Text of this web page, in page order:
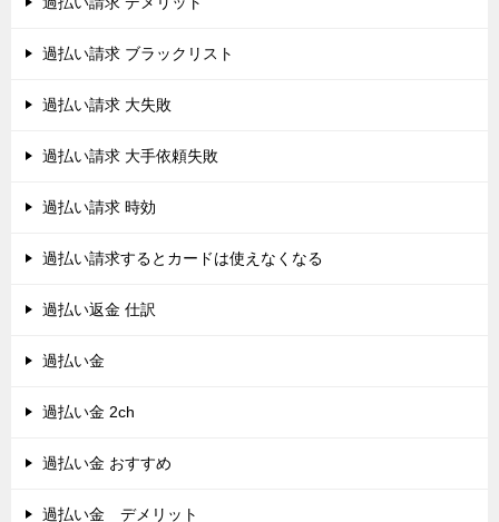
過払い請求 ブラックリスト
過払い請求 大失敗
過払い請求 大手依頼失敗
過払い請求 時効
過払い請求するとカードは使えなくなる
過払い返金 仕訳
過払い金
過払い金 2ch
過払い金 おすすめ
過払い金 デメリット